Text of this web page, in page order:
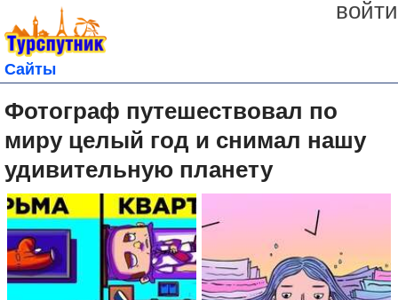
войти
Сайты
Фотограф путешествовал по
миру целый год и снимал нашу
удивительную планету